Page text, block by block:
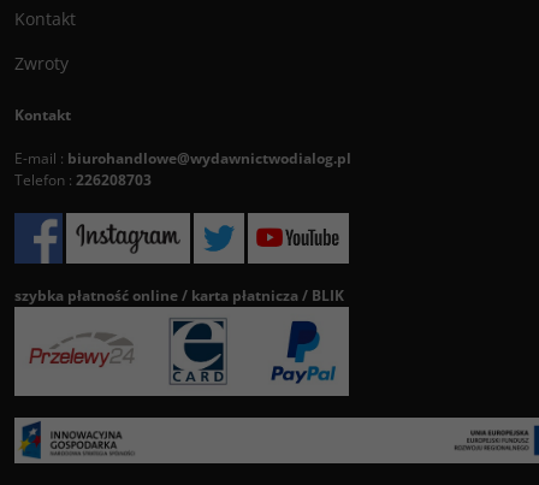
Kontakt
Zwroty
Kontakt
E-mail : biurohandlowe@wydawnictwodialog.pl
Telefon : 226208703
szybka płatność online / karta płatnicza / BLIK